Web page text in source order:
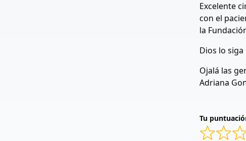
Excelente
con el
la
Dios lo
Ojalá las
Adriana
Tu